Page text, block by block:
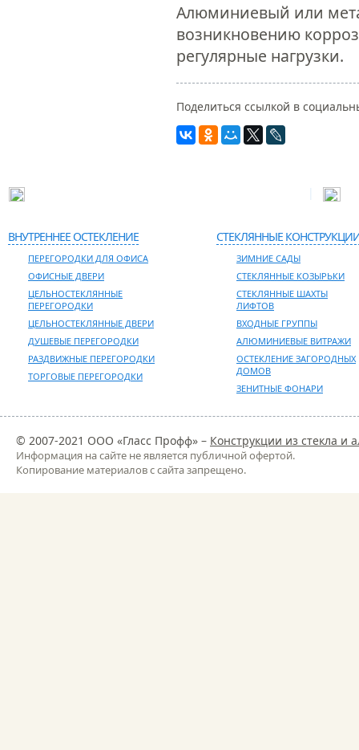
Алюминиевый или
возникновению
регулярные нагрузки.
Поделиться ссылкой в
ВНУТРЕННЕЕ ОСТЕКЛЕНИЕ
ПЕРЕГОРОДКИ ДЛЯ ОФИСА
ОФИСНЫЕ ДВЕРИ
ЦЕЛЬНОСТЕКЛЯННЫЕ
ПЕРЕГОРОДКИ
ЦЕЛЬНОСТЕКЛЯННЫЕ ДВЕРИ
ДУШЕВЫЕ ПЕРЕГОРОДКИ
РАЗДВИЖНЫЕ ПЕРЕГОРОДКИ
ТОРГОВЫЕ ПЕРЕГОРОДКИ
СТЕКЛЯННЫЕ
ЗИМНИЕ САДЫ
СТЕКЛЯННЫЕ КОЗЫРЬКИ
СТЕКЛЯННЫЕ ШАХТЫ
ЛИФТОВ
ВХОДНЫЕ ГРУППЫ
АЛЮМИНИЕВЫЕ ВИТРАЖИ
ОСТЕКЛЕНИЕ ЗАГОРОДНЫХ
ДОМОВ
ЗЕНИТНЫЕ ФОНАРИ
© 2007-2021 ООО «Гласс Профф» – Конструкции из стекла и
Информация на сайте не является публичной офертой.
Копирование материалов с сайта запрещено.